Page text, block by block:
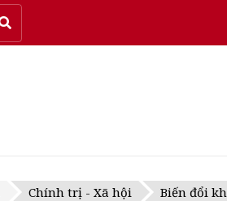
08/2026
Chính trị - Xã hội Biến đổi